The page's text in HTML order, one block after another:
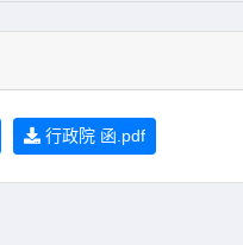
行政院 函.pdf